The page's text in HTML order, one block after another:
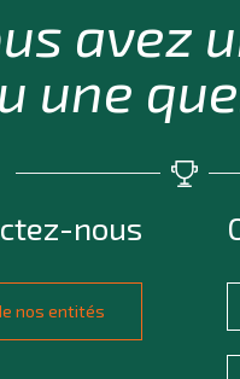
avez
une
nous
nos entités